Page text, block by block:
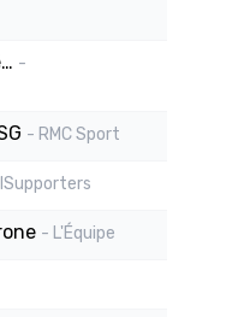
-
- RMC Sport
- L'Équipe